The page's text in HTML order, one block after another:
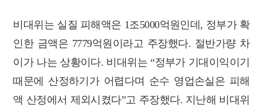
비대위는 실질 피해액은 1조5000억원인데, 정부가 확
인한 금액은 7779억원이라고 주장했다. 절반가량 차
이가 나는 상황이다. 비대위는 “정부가 기대이익이기
때문에 산정하기가 어렵다며 순수 영업손실은 피해
액 산정에서 제외시켰다”고 주장했다. 지난해 비대위